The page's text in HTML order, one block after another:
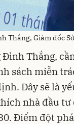
Thắng, Giám đốc
Đình Thắng,
sách miễn
Đây sẽ là
nhà đầu tư
Điểm đột